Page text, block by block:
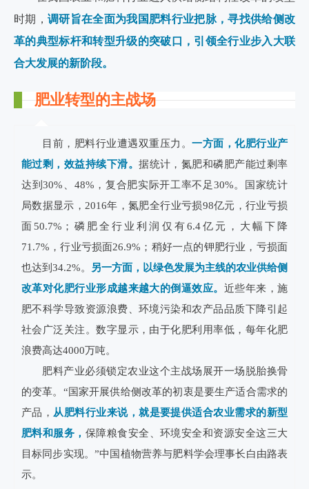
时期， 调研旨在全面为我国肥料行业把脉，寻找供给侧改
革的典型标杆和转型升级的突破口，引领全行业步入大联
合大发展的新阶段。
肥业转型的主战场
目前，肥料行业遭遇双重压力。 一方面，化肥行业产
能过剩，效益持续下滑。据统计，氮肥和磷肥产能过剩率
达到30%、48%，复合肥实际开工率不足30%。国家统计
局数据显示，2016年，氮肥全行业亏损98亿元，行业亏损
面50.7%；磷肥全行业利润仅有6.4亿元，大幅下降
71.7%，行业亏损面26.9%；稍好一点的钾肥行业，亏损面
也达到34.2%。
另一方面，以绿色发展为主线的农业供给侧
改革对化肥行业形成越来越大的倒逼效应。 近些年来，施
肥不科学导致资源浪费、环境污染和农产品品质下降引起
社会广泛关注。数字显示，由于化肥利用率低，每年化肥
浪费高达4000万吨。
肥料产业必须锁定农业这个主战场展开一场脱胎换骨
的变革。“国家开展供给侧改革的初衷是要生产适合需求的
产品， 从肥料行业来说，就是要提供适合农业需求的新型
肥料和服务， 保障粮食安全、环境安全和资源安全这三大
目标同步实现。”中国植物营养与肥料学会理事长白由路表
示。